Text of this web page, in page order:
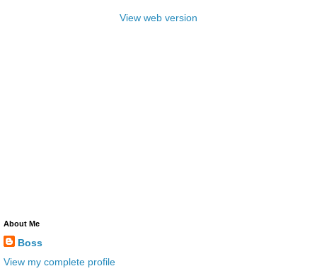
View web version
About Me
Boss
View my complete profile